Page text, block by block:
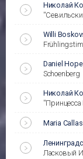
Николай
Willi
Daniel
Schoenberg
Николай
Maria Callas
Ласковый